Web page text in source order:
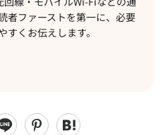
者ファーストを第一に、必要
くお伝えします。